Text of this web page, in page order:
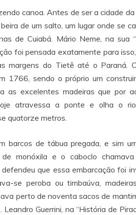
canoa. Antes de ser a cidade
de um salto, um lugar onde se
de Cuiabá. Mário Neme, na sua
foi pensada exatamente para
margens do Tietê até o Paraná.
1766, sendo o próprio um
as excelentes madeiras que por
atravessa a ponte e olha o
quatorze metros.
barcos de tábua pregada, e sim
de monóxila e o caboclo
defendeu que essa embarcação foi
se peroba ou timbaúva,
perto de noventa sacos de
Guerrini, na “História de